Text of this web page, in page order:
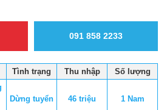
091 858 2233
Tình trạng Thu nhập
Số lượng
Dừng tuyển 46 triệu 1 Nam